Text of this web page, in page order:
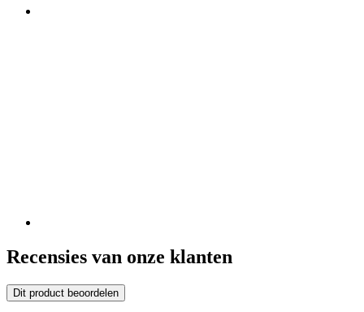
Recensies van onze klanten
Dit product beoordelen